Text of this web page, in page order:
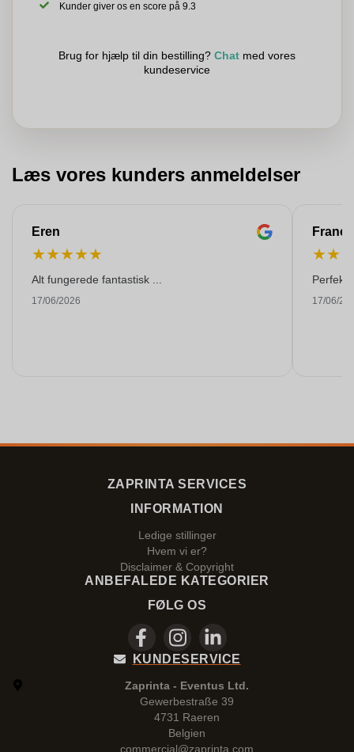
Kunder giver os en score på 9.3
Brug for hjælp til din bestilling? Chat med vores
kundeservice
Læs vores kunders anmeldelser
Eren
★★★★★
Alt fungerede fantastisk ...
17/06/2026
★★
17/06/
ZAPRINTA SERVICES
INFORMATION
Ledige stillinger
Hvem vi er?
Disclaimer & Copyright
ANBEFALEDE KATEGORIER
FØLG OS
KUNDESERVICE
Zaprinta - Eventus Ltd.
Gewerbestraße 39
4731 Raeren
Belgien
commercial@zaprinta.com